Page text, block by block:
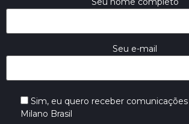
Seu e-mail
Sim, eu quero receber comunicações
Milano Brasil